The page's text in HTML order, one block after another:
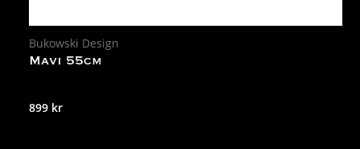
Bukowski Design
Mavi 55cm
899 kr